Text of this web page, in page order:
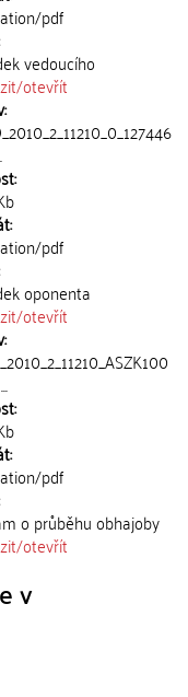
pdf
vedoucího
otevřít
pdf
oponenta
otevřít
pdf
o průběhu obhajoby
otevřít
v